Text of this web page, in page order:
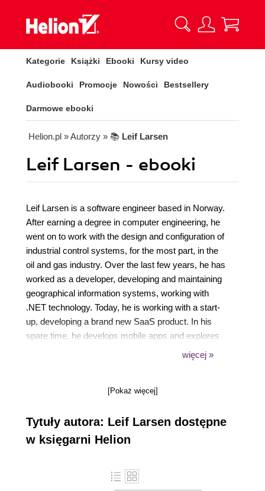
Kategorie Książki Ebooki Kursy video
Audiobooki Promocje Nowości Bestsellery
Darmowe ebooki
Helion.pl » Autorzy » 📚 Leif Larsen
Leif Larsen - ebooki
Leif Larsen is a software engineer based in Norway.
After earning a degree in computer engineering, he
went on to work with the design and configuration of
industrial control systems, for the most part, in the
oil and gas industry. Over the last few years, he has
worked as a developer, developing and maintaining
geographical information systems, working with
.NET technology. Today, he is working with a start-
up, developing a brand new SaaS product. In his
spare time, he develops mobile apps and explores
new technologies to keep up with the high-paced
him on Twitter (@leif_larsen) and LinkedIn (lhlarsen).
więcej »
[Pokaż więcej]
Tytuły autora: Leif Larsen dostępne
w księgarni Helion